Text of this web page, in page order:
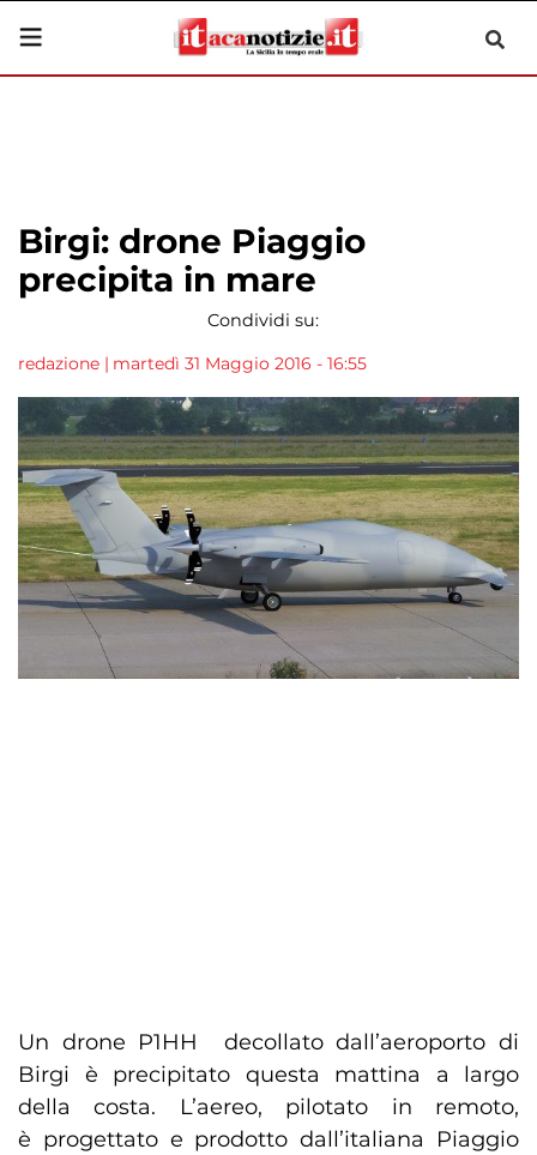
Birgi: drone Piaggio
precipita in mare
Condividi su:
redazione | martedì 31 Maggio 2016 - 16:55
Un drone P1HH decollato dall’aeroporto di
Birgi è precipitato questa mattina a largo
della costa. L’aereo, pilotato in remoto,
è progettato e prodotto dall’italiana Piaggio